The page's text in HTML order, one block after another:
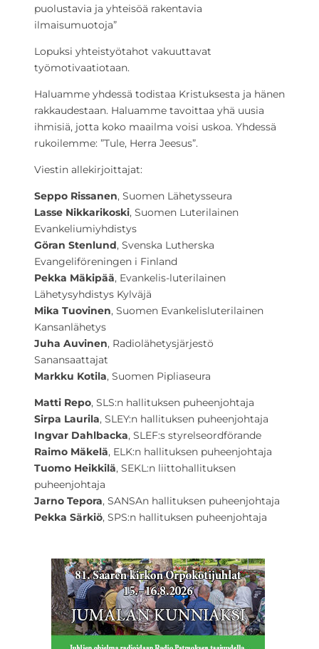
puolustavia ja yhteisöä rakentavia
ilmaisumuotoja”
Lopuksi yhteistyötahot vakuuttavat
työmotivaatiotaan.
Haluamme yhdessä todistaa Kristuksesta ja hänen
rakkaudestaan. Haluamme tavoittaa yhä uusia
ihmisiä, jotta koko maailma voisi uskoa. Yhdessä
rukoilemme: ”Tule, Herra Jeesus”.
Viestin allekirjoittajat:
Seppo Rissanen, Suomen Lähetysseura
Lasse Nikkarikoski, Suomen Luterilainen
Evankeliumiyhdistys
Göran Stenlund, Svenska Lutherska
Evangeliföreningen i Finland
Pekka Mäkipää, Evankelis-luterilainen
Lähetysyhdistys Kylväjä
Mika Tuovinen, Suomen Evankelisluterilainen
Kansanlähetys
Juha Auvinen, Radiolähetysjärjestö
Sanansaattajat
Markku Kotila, Suomen Pipliaseura
Matti Repo, SLS:n hallituksen puheenjohtaja
Sirpa Laurila, SLEY:n hallituksen puheenjohtaja
Ingvar Dahlbacka, SLEF:s styrelseordförande
Raimo Mäkelä, ELK:n hallituksen puheenjohtaja
Tuomo Heikkilä, SEKL:n liittohallituksen
puheenjohtaja
Jarno Tepora, SANSAn hallituksen puheenjohtaja
Pekka Särkiö, SPS:n hallituksen puheenjohtaja